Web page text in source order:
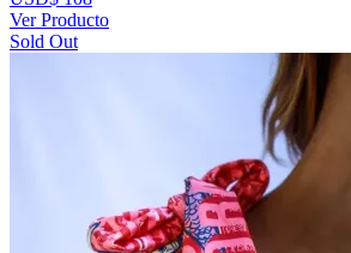
Ver Producto
Sold Out